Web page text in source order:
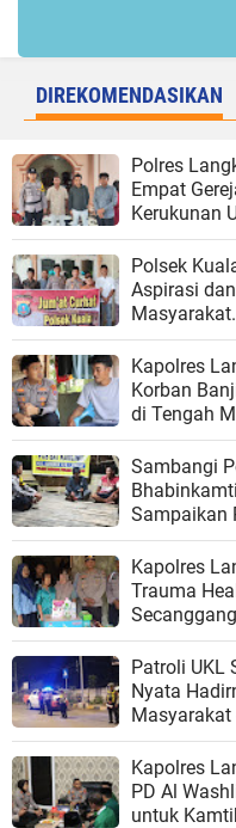
DIREKOMENDASIKAN
Polres
Empat
Kerukunan
Polsek
Aspirasi
Masyarakat.
Kapolres
Korban
di Tengah
Sambangi
Sampaikan
Kapolres
Trauma
Patroli UKL
Nyata
Kapolres
PD Al
untuk